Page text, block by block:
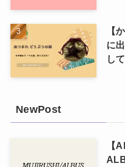
【
に
し
NewPost
【